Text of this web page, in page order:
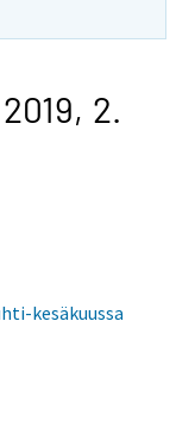
2.
kesäkuussa